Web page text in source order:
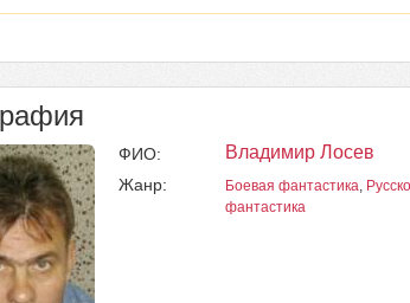
ФИО: Владимир Лосев
Жанр: Боевая фантастика,
фантастика